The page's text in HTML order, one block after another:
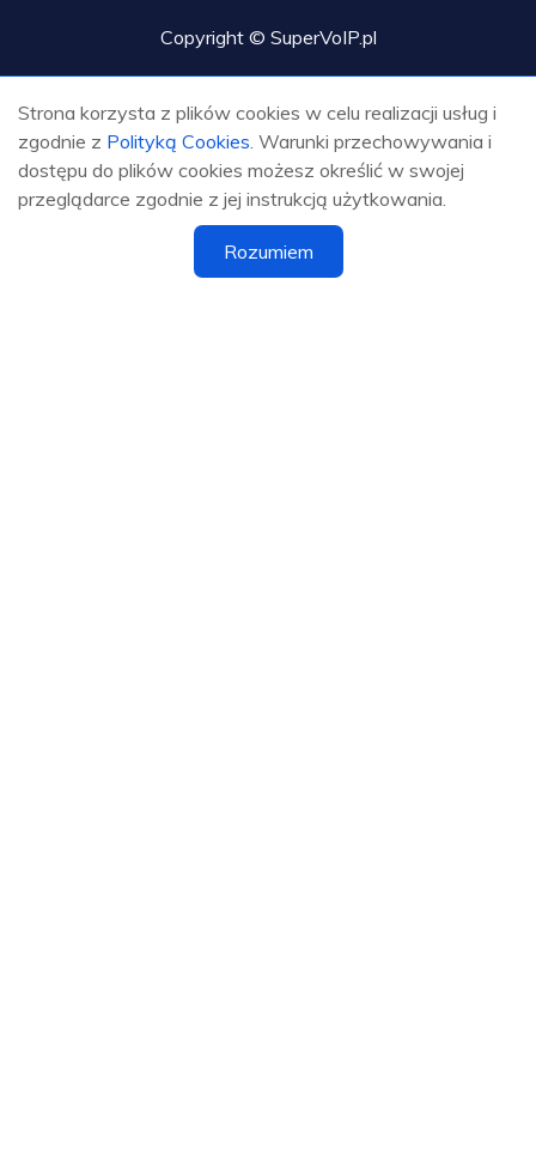
Copyright © SuperVoIP.pl
Strona korzysta z plików cookies w celu realizacji usług i
zgodnie z Polityką Cookies . Warunki przechowywania i
dostępu do plików cookies możesz określić w swojej
przeglądarce zgodnie z jej instrukcją użytkowania.
Rozumiem